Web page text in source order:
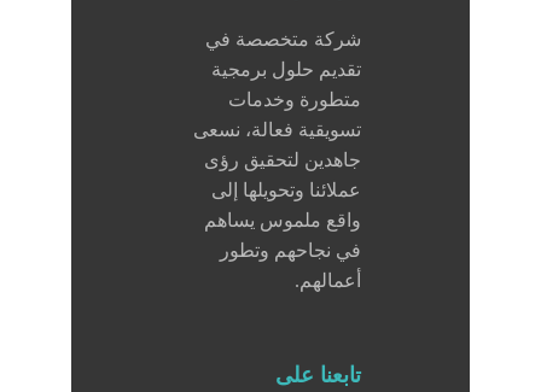
شركة متخصصة في
تقديم حلول برمجية
متطورة وخدمات
تسويقية فعالة، نسعى
جاهدين لتحقيق رؤى
عملائنا وتحويلها إلى
واقع ملموس يساهم
في نجاحهم وتطور
أعمالهم.
تابعنا على